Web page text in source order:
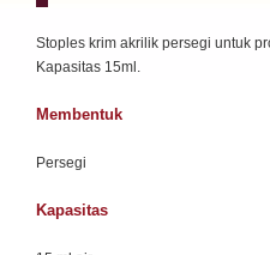
Stoples krim akrilik persegi untuk
Kapasitas 15ml.
Membentuk
Persegi
Kapasitas